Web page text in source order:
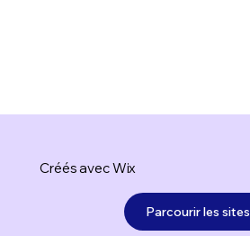
Créés avec Wix
Parcourir les sites